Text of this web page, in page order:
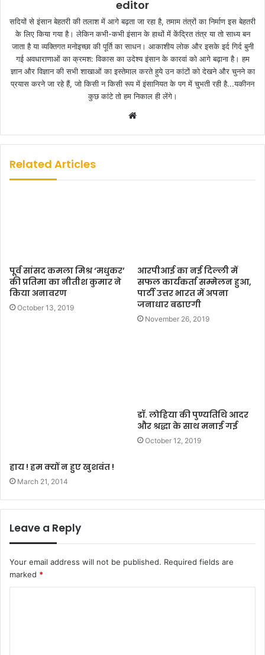
editor
सदियों से इंसान बेहतरी की तलाश में आगे बढ़ता जा रहा है, तमाम तंत्रों का निर्माण इस बेहतरी
के लिए किया गया है। लेकिन कभी-कभी इंसान के हाथों में केंद्रित तंत्र या तो साध्य बन
जाता है या व्यक्तिगत मनोइच्छा की पूर्ति का साधन। आकाशीय लोक और इसके इर्द गिर्द बुनी
गई अवधाराणाओं का क्रमश: विकास का उदेश्य इंसान के कारवां को आगे बढ़ाना है। हम
ज्ञान और विज्ञान की सभी शाखाओं का इस्तेमाल करते हुये उन कांटों को देखने और चुनने का
प्रयास करने जा रहे हैं, जो किसी न किसी रूप में इंसानियत के पग में चुभती रही है...यकीनन
कुछ कांटे तो हम निकाल ही लेंगे।
b
Related Articles
पूर्व सांसद कमला मिश्र ‘मधुकर’
की प्रतिमा का नीतीश कुमार ने
किया अनावरण
October 13, 2019
आरपीआई का नई दिल्ली में
सफल कार्यकर्ता सम्मेलन हुआ,
पार्टी उत्तर भारत में अपना
जनाधार बढाएगी
November 26, 2019
हाय ! हम क्यों न हुए खुशवंत !
March 21, 2014
डॉ. लोहिया की पुण्यतिथि आदर
और श्रद्धा के साथ मनाई गई
October 12, 2019
Leave a Reply
Your email address will not be published. Required fields are
marked *